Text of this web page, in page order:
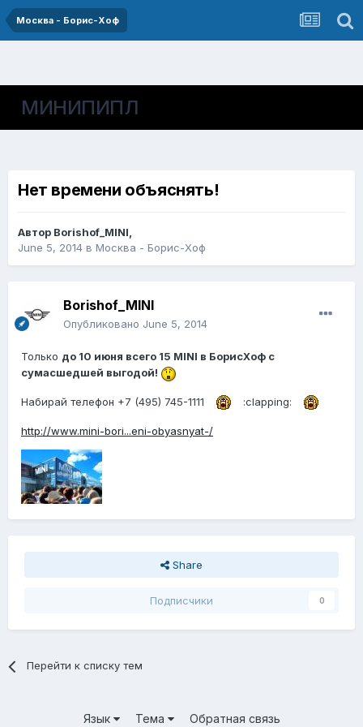
Москва - Борис-Хоф
МИНИПИПЛ
Нет времени объяснять!
Автор Borishof_MINI,
June 5, 2014 в Москва - Борис-Хоф
Borishof_MINI
Опубликовано June 5, 2014
Только до 10 июня всего 15 MINI в БорисХоф с
сумасшедшей выгодой!
Набирай телефон +7 (495) 745-1111 :clapping:
http://www.mini-bori...eni-obyasnyat-/
Share
Подписчики 0
Перейти к списку тем
Язык Тема Обратная связь